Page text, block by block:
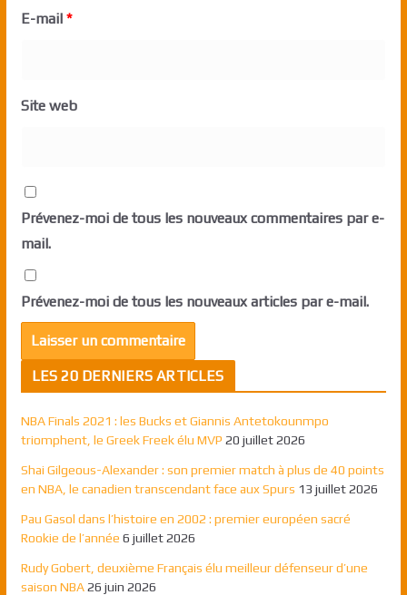
E-mail *
Site web
Prévenez-moi de tous les nouveaux commentaires par e-
mail.
Prévenez-moi de tous les nouveaux articles par e-mail.
LES 20 DERNIERS ARTICLES
NBA Finals 2021 : les Bucks et Giannis Antetokounmpo
triomphent, le Greek Freek élu MVP 20 juillet 2026
Shai Gilgeous-Alexander : son premier match à plus de 40 points
en NBA, le canadien transcendant face aux Spurs 13 juillet 2026
Pau Gasol dans l’histoire en 2002 : premier européen sacré
Rookie de l’année 6 juillet 2026
Rudy Gobert, deuxième Français élu meilleur défenseur d’une
saison NBA 26 juin 2026